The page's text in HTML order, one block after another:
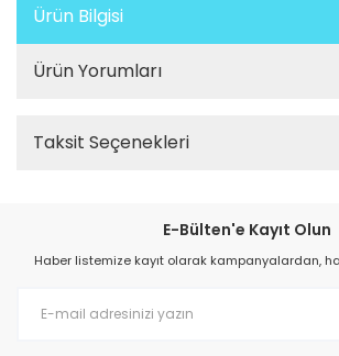
Ürün Bilgisi
Ürün Yorumları
Taksit Seçenekleri
E-Bülten'e Kayıt Olun
Haber listemize kayıt olarak kampanyalardan,